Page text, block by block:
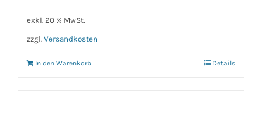
exkl. 20 % MwSt.
zzgl. Versandkosten
In den Warenkorb Details